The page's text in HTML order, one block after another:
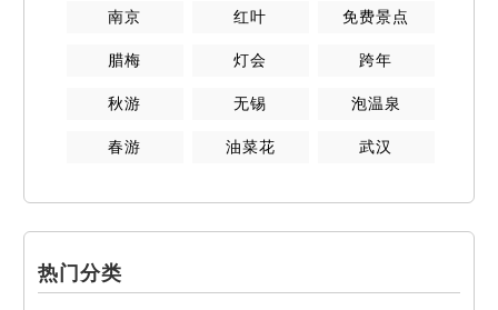
南京 红叶 免费景点
腊梅 灯会 跨年
秋游 无锡 泡温泉
春游 油菜花 武汉
热门分类